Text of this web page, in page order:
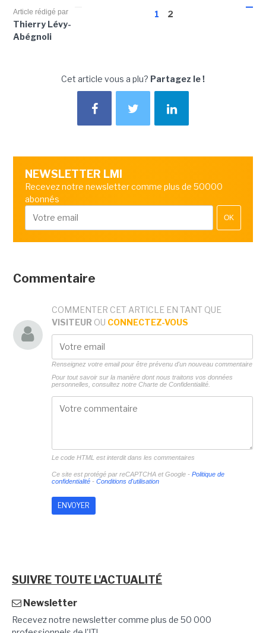
1 2
Article rédigé par
Thierry Lévy-
Abégnoli
Cet article vous a plu? Partagez le !
NEWSLETTER LMI
Recevez notre newsletter comme plus de 50000
abonnés
OK
Commentaire
COMMENTER CET ARTICLE EN TANT QUE
VISITEUR OU CONNECTEZ-VOUS
Renseignez votre email pour être prévenu d'un nouveau commentaire
Pour tout savoir sur la manière dont nous traitons vos données
personnelles, consultez notre Charte de Confidentialité.
Le code HTML est interdit dans les commentaires
Ce site est protégé par reCAPTCHA et Google - Politique de
confidentialité- Conditions d'utilisation
SUIVRE TOUTE L'ACTUALITÉ
Newsletter
Recevez notre newsletter comme plus de 50 000